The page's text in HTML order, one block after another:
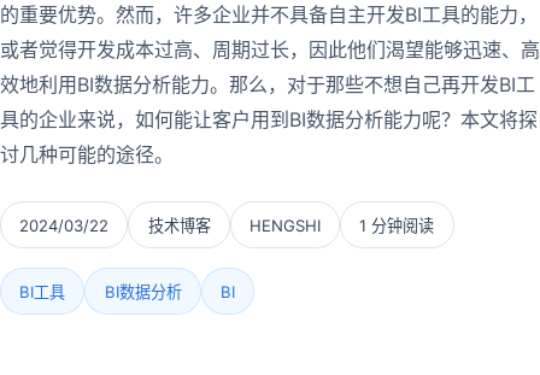
的重要优势。然而，许多企业并不具备自主开发BI工具的能力，
或者觉得开发成本过高、周期过长，因此他们渴望能够迅速、高
效地利用BI数据分析能力。那么，对于那些不想自己再开发BI工
具的企业来说，如何能让客户用到BI数据分析能力呢？本文将探
讨几种可能的途径。
2024/03/22 技术博客 HENGSHI 1 分钟阅读
BI工具 BI数据分析 BI